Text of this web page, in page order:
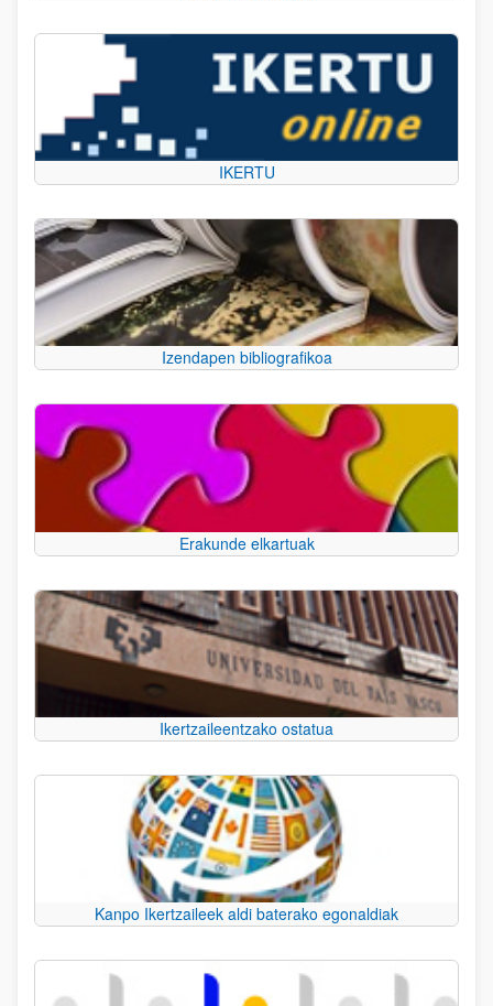
IKERTU
Izendapen bibliografikoa
Erakunde elkartuak
Ikertzaileentzako ostatua
Kanpo Ikertzaileek aldi baterako egonaldiak